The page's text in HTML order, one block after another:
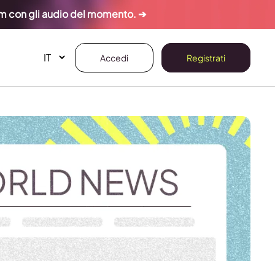
con gli audio del momento. ➔
Accedi Registrati